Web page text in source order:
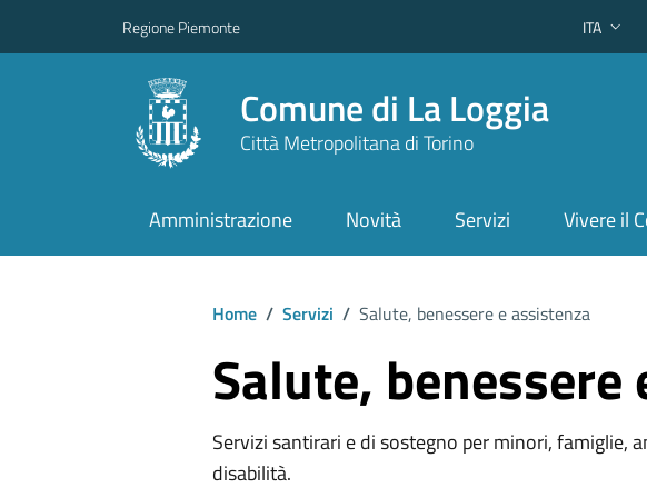
Regione Piemonte Lingua
ITA
Comune di La Loggia
Città Metropolitana di Torino
Amministrazione Novità Servizi Vivere il
Home / Servizi / Salute, benessere e assistenza
Salute, benessere
Servizi santirari e di sostegno per minori, famiglie,
disabilità.